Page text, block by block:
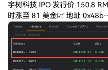
宇树科技 IPO 发行价 150.8
时涨至 81 美金📈 地址
头寸持有者（OI 占比 11.25%